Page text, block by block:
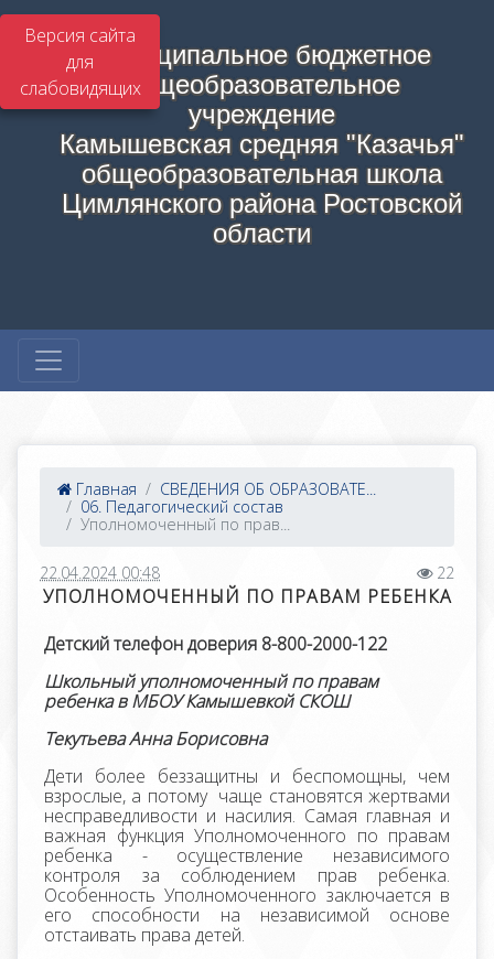
Версия сайта
для
слабовидящих
Муниципальное бюджетное
общеобразовательное
учреждение
Камышевская средняя "Казачья"
общеобразовательная школа
Цимлянского района Ростовской
области
Главная
СВЕДЕНИЯ ОБ ОБРАЗОВАТЕ...
06. Педагогический состав
Уполномоченный по прав...
22.04.2024 00:48 22
УПОЛНОМОЧЕННЫЙ ПО ПРАВАМ РЕБЕНКА
Детский телефон доверия 8-800-2000-122
Школьный уполномоченный по правам
ребенка в МБОУ Камышевкой СКОШ
Текутьева Анна Борисовна
Дети более беззащитны и беспомощны, чем
взрослые, а потому чаще становятся жертвами
несправедливости и насилия. Самая главная и
важная функция Уполномоченного по правам
ребенка - осуществление независимого
контроля за соблюдением прав ребенка.
Особенность Уполномоченного заключается в
его способности на независимой основе
отстаивать права детей.